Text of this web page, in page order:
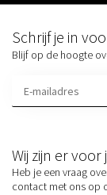
Wij zijn er voor
Heb je een vraag
contact met ons op
Schrijf je in
Blijf op de hoogte